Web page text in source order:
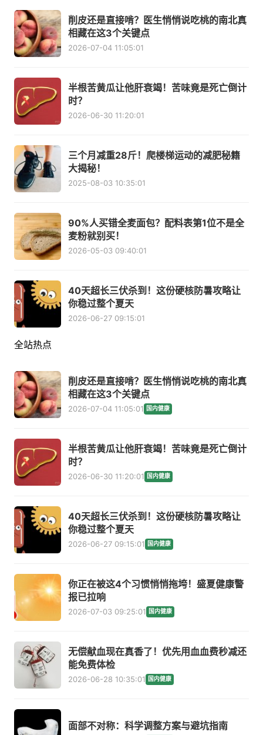
削皮还是直接啃？医生悄悄说吃桃的南北真
相藏在这3个关键点
2026-07-04 11:05:01
半根苦黄瓜让他肝衰竭！苦味竟是死亡倒计
时？
2026-06-30 11:20:01
三个月减重28斤！爬楼梯运动的减肥秘籍
大揭秘！
2025-08-03 10:35:01
90%人买错全麦面包？配料表第1位不是全
麦粉就别买！
2026-05-03 09:40:01
40天超长三伏杀到！这份硬核防暑攻略让
你稳过整个夏天
2026-06-27 09:15:01
全站热点
削皮还是直接啃？医生悄悄说吃桃的南北真
相藏在这3个关键点
2026-07-04 11:05:01 国内健康
半根苦黄瓜让他肝衰竭！苦味竟是死亡倒计
时？
2026-06-30 11:20:01 国内健康
40天超长三伏杀到！这份硬核防暑攻略让
你稳过整个夏天
2026-06-27 09:15:01 国内健康
你正在被这4个习惯悄悄拖垮！盛夏健康警
报已拉响
2026-07-03 09:25:01 国内健康
无偿献血现在真香了！优先用血血费秒减还
能免费体检
2026-06-28 10:35:01 国内健康
面部不对称：科学调整方案与避坑指南